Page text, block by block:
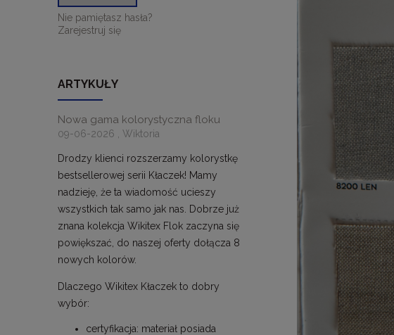
Nie pamiętasz hasła?
Zarejestruj się
ARTYKUŁY
Nowa gama kolorystyczna floku
09-06-2026 , Wiktoria
Drodzy klienci rozszerzamy kolorystkę
bestsellerowej serii Kłaczek! Mamy
nadzieję, że ta wiadomość ucieszy
wszystkich tak samo jak nas. Dobrze już
znana kolekcja Wikitex Flok zaczyna się
powiększać, do naszej oferty dołącza 8
nowych kolorów.
Dlaczego Wikitex Kłaczek to dobry
wybór:
certyfikacja: materiał posiada